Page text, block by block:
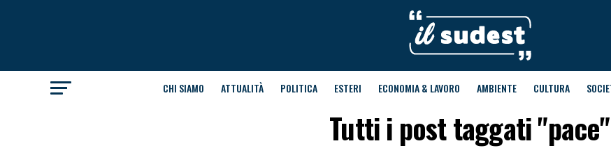
CHI SIAMO ATTUALITÀ POLITICA ESTERI ECONOMIA & LAVORO AMBIENTE CULTURA
Tutti i post taggati "pace"